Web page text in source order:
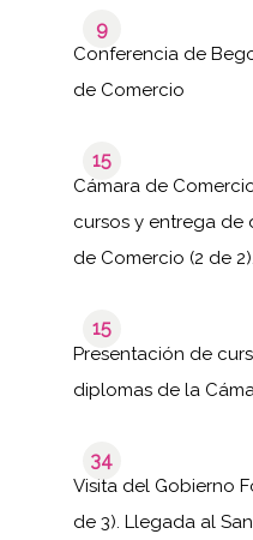
9
Conferencia de
de Comercio
15
Cámara de
cursos y entrega de
de Comercio (2 de 2).
15
Presentación de
diplomas de la
34
Visita del Gobierno
de 3). Llegada al